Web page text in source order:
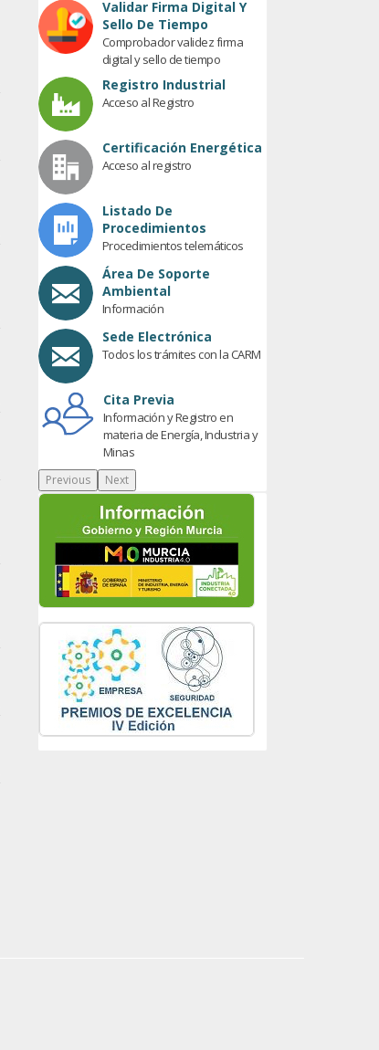
Validar Firma Digital Y
Sello De Tiempo
Comprobador validez firma
digital y sello de tiempo
Registro Industrial
Acceso al Registro
Certificación Energética
Acceso al registro
Listado De
Procedimientos
Procedimientos telemáticos
Área De Soporte
Ambiental
Información
Sede Electrónica
Todos los trámites con la CARM
Cita Previa
Información y Registro en
materia de Energía, Industria y
Minas
Previous Next